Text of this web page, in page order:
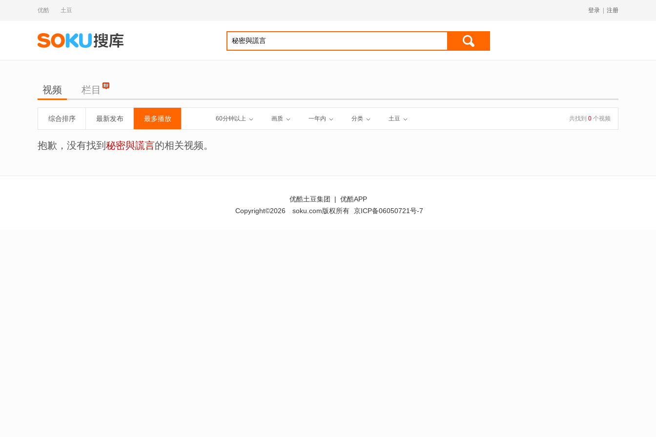
优酷 土豆 登录 注册
视频 栏目
综合排序 最新发布 最多播放 60分钟以上 画质 一年内 分类 土豆 共找到 0 个视频
抱歉，没有找到 秘密與謊言的相关视频。
优酷土豆集团 | 优酷APP
Copyright©2026
soku.com版权所有 京ICP备06050721号-7